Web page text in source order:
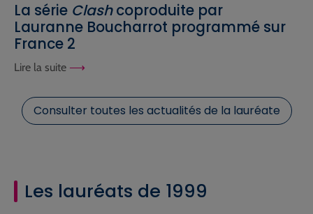
La série Clashcoproduite par
Lauranne Boucharrot programmé sur
France 2
Lire la suite
Consulter toutes les actualités de la lauréate
Les lauréats de 1999